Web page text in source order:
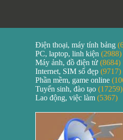
Điện thoại, máy tính bảng
PC, laptop, linh kiện (2988)
Máy ảnh, đồ điện tử (8684)
Internet, SIM số đẹp (9717)
Phần mềm, game online
Tuyển sinh, đào tạo (17259)
Lao động, việc làm (5367)